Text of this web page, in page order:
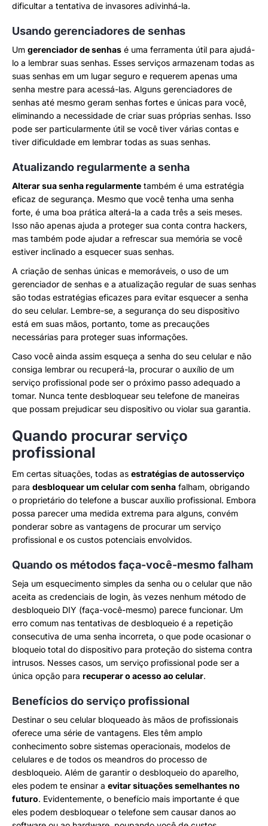
dificultar a tentativa de invasores adivinhá-la.
Usando gerenciadores de senhas
Um gerenciador de senhas é uma ferramenta útil para ajudá-
lo a lembrar suas senhas. Esses serviços armazenam todas as
suas senhas em um lugar seguro e requerem apenas uma
senha mestre para acessá-las. Alguns gerenciadores de
senhas até mesmo geram senhas fortes e únicas para você,
eliminando a necessidade de criar suas próprias senhas. Isso
pode ser particularmente útil se você tiver várias contas e
tiver dificuldade em lembrar todas as suas senhas.
Atualizando regularmente a senha
Alterar sua senha regularmente também é uma estratégia
eficaz de segurança. Mesmo que você tenha uma senha
forte, é uma boa prática alterá-la a cada três a seis meses.
Isso não apenas ajuda a proteger sua conta contra hackers,
mas também pode ajudar a refrescar sua memória se você
estiver inclinado a esquecer suas senhas.
A criação de senhas únicas e memoráveis, o uso de um
gerenciador de senhas e a atualização regular de suas senhas
são todas estratégias eficazes para evitar esquecer a senha
do seu celular. Lembre-se, a segurança do seu dispositivo
está em suas mãos, portanto, tome as precauções
necessárias para proteger suas informações.
Caso você ainda assim esqueça a senha do seu celular e não
consiga lembrar ou recuperá-la, procurar o auxílio de um
serviço profissional pode ser o próximo passo adequado a
tomar. Nunca tente desbloquear seu telefone de maneiras
que possam prejudicar seu dispositivo ou violar sua garantia.
Quando procurar serviço
profissional
Em certas situações, todas as estratégias de autosserviço
para desbloquear um celular com senha falham, obrigando
o proprietário do telefone a buscar auxílio profissional. Embora
possa parecer uma medida extrema para alguns, convém
ponderar sobre as vantagens de procurar um serviço
profissional e os custos potenciais envolvidos.
Quando os métodos faça-você-mesmo falham
Seja um esquecimento simples da senha ou o celular que não
aceita as credenciais de login, às vezes nenhum método de
desbloqueio DIY (faça-você-mesmo) parece funcionar. Um
erro comum nas tentativas de desbloqueio é a repetição
consecutiva de uma senha incorreta, o que pode ocasionar o
bloqueio total do dispositivo para proteção do sistema contra
intrusos. Nesses casos, um serviço profissional pode ser a
única opção para recuperar o acesso ao celular.
Benefícios do serviço profissional
Destinar o seu celular bloqueado às mãos de profissionais
oferece uma série de vantagens. Eles têm amplo
conhecimento sobre sistemas operacionais, modelos de
celulares e de todos os meandros do processo de
desbloqueio. Além de garantir o desbloqueio do aparelho,
eles podem te ensinar a evitar situações semelhantes no
futuro. Evidentemente, o benefício mais importante é que
eles podem desbloquear o telefone sem causar danos ao